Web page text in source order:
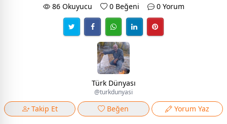
86 Okuyucu 0Beğeni 0 Yorum
Türk Dünyası
@turkdunyasi
Takip Et Beğen Yorum Yaz